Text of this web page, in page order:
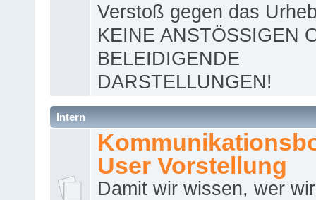
Verstoß gegen das
KEINE ANSTÖSSIGEN
BELEIDIGENDE
DARSTELLUNGEN!
Intern
User Vorstellung
Damit wir wissen, wer